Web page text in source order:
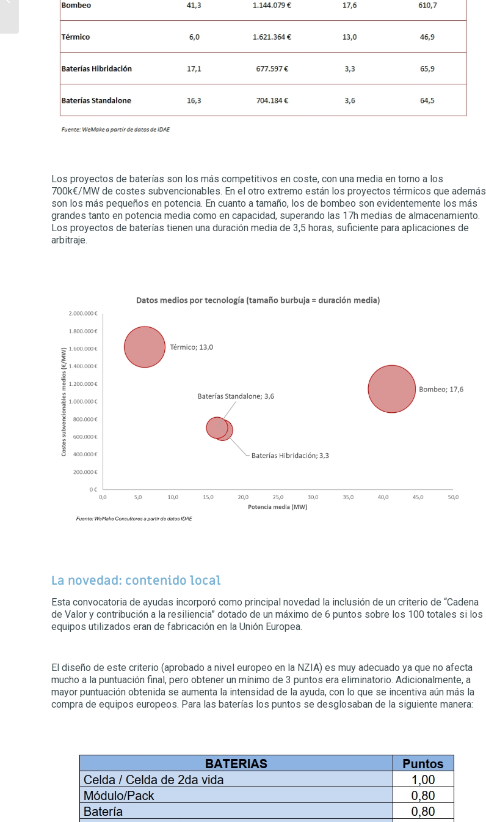
Los proyectos de baterías son los más competitivos en coste, con una media en torno a los
700k€/MW de costes subvencionables. En el otro extremo están los proyectos térmicos que además
son los más pequeños en potencia. En cuanto a tamaño, los de bombeo son evidentemente los más
grandes tanto en potencia media como en capacidad, superando las 17h medias de almacenamiento.
Los proyectos de baterías tienen una duración media de 3,5 horas, suficiente para aplicaciones de
arbitraje.
La novedad: contenido local
Esta convocatoria de ayudas incorporó como principal novedad la inclusión de un criterio de “Cadena
de Valor y contribución a la resiliencia” dotado de un máximo de 6 puntos sobre los 100 totales si los
equipos utilizados eran de fabricación en la Unión Europea.
El diseño de este criterio (aprobado a nivel europeo en la NZIA) es muy adecuado ya que no afecta
mucho a la puntuación final, pero obtener un mínimo de 3 puntos era eliminatorio. Adicionalmente, a
mayor puntuación obtenida se aumenta la intensidad de la ayuda, con lo que se incentiva aún más la
compra de equipos europeos. Para las baterías los puntos se desglosaban de la siguiente manera:
recuperación milagrosa